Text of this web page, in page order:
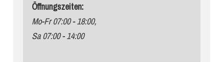
Öffnungszeiten:
Mo-Fr 07:00 - 18:00,
Sa 07:00 - 14:00